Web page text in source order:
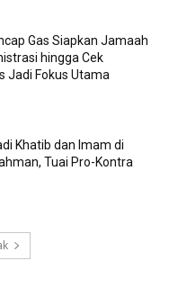
Gas Siapkan Jamaah
hingga Cek
Jadi Fokus Utama
Khatib dan Imam di
Tuai Pro-Kontra